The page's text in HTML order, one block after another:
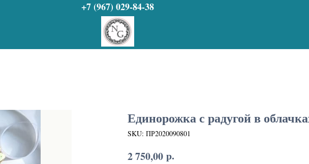
+7 (967) 029-84-38
Единорожка с радугой в
SKU: ПР2020090801
2 750,00 р.